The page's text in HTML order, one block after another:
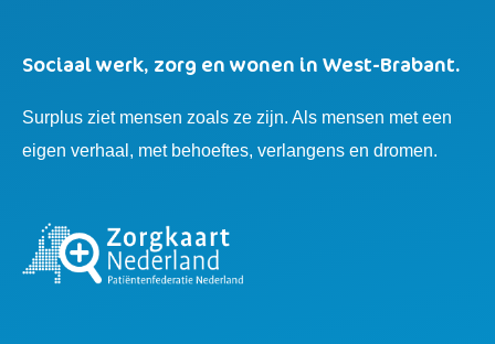
Sociaal werk, zorg en wonen in West-Brabant.
Surplus ziet mensen zoals ze zijn. Als mensen met een
eigen verhaal, met behoeftes, verlangens en dromen.